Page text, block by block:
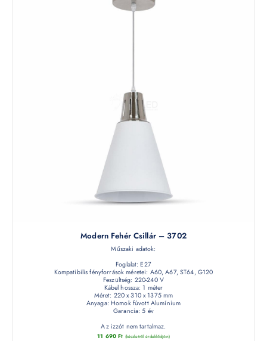
Modern Fehér Csillár – 3702
Műszaki adatok:
Foglalat: E27
Kompatibilis fényforrások méretei: A60, A67, ST64, G120
Feszültség: 220-240 V
Kábel hossza: 1 méter
Méret: 220 x 310 x 1375 mm
Anyaga: Homok fúvott Alumínium
Garancia: 5 év
Az izzót nem tartalmaz.
11 690Ft (készletről érdeklődjön)